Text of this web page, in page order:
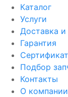
Каталог
Услуги
Доставка и
Гарантия
Подбор
Контакты
О компании